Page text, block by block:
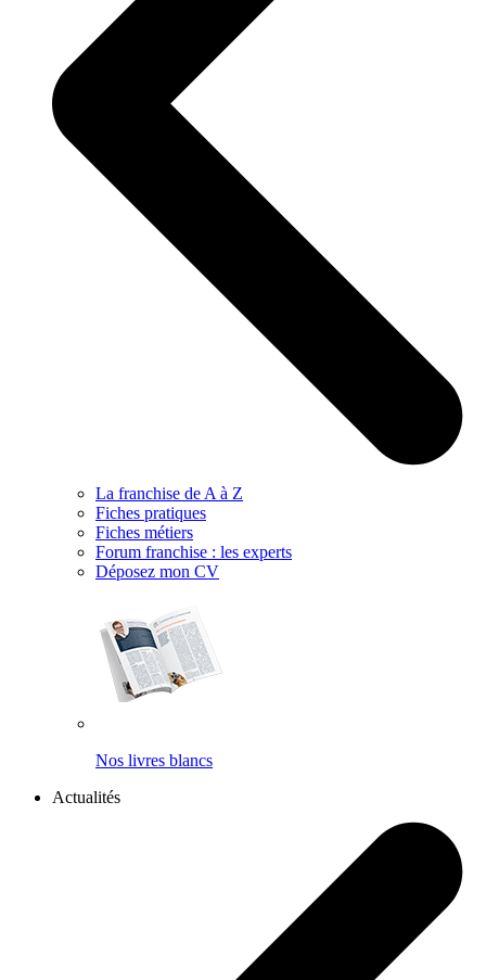
La franchise de A à Z
Fiches pratiques
Fiches métiers
Forum franchise : les experts
Déposez mon CV
Nos livres blancs
Actualités